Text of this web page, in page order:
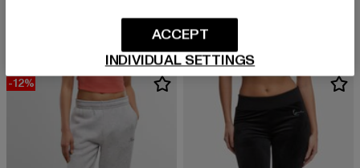
Derzeitiger Preis: 43,99 EURAktionspreis: 49,99 EUR
47,99 EUR
Derzeitiger Preis: 47,99 EUR
-12%
INDIVIDUAL SETTINGS
ACCEPT